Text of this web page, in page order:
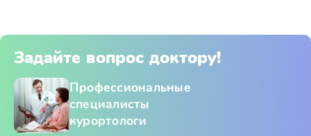
Задайте вопрос доктору!
Профессиональные
специалисты
курортологи